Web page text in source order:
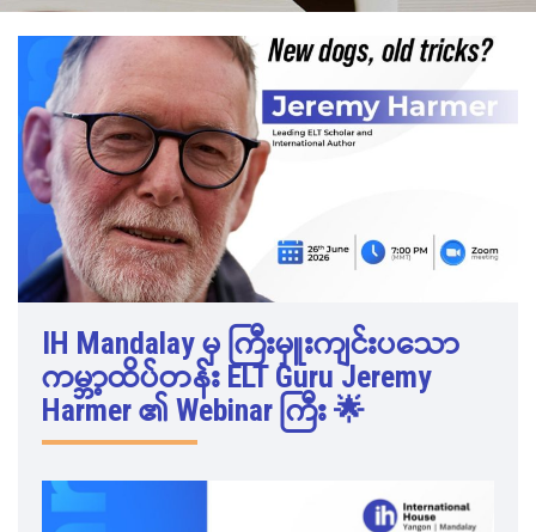
IH Mandalay မှ ကြီးမှူးကျင်းပသော
ကမ္ဘာ့ထိပ်တန်း ELT Guru Jeremy
Harmer ၏ Webinar ကြီး 🌟